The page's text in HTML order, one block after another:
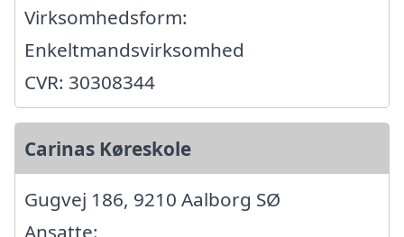
Virksomhedsform:
Enkeltmandsvirksomhed
CVR: 30308344
Carinas Køreskole
Gugvej 186, 9210 Aalborg SØ
Ansatte: